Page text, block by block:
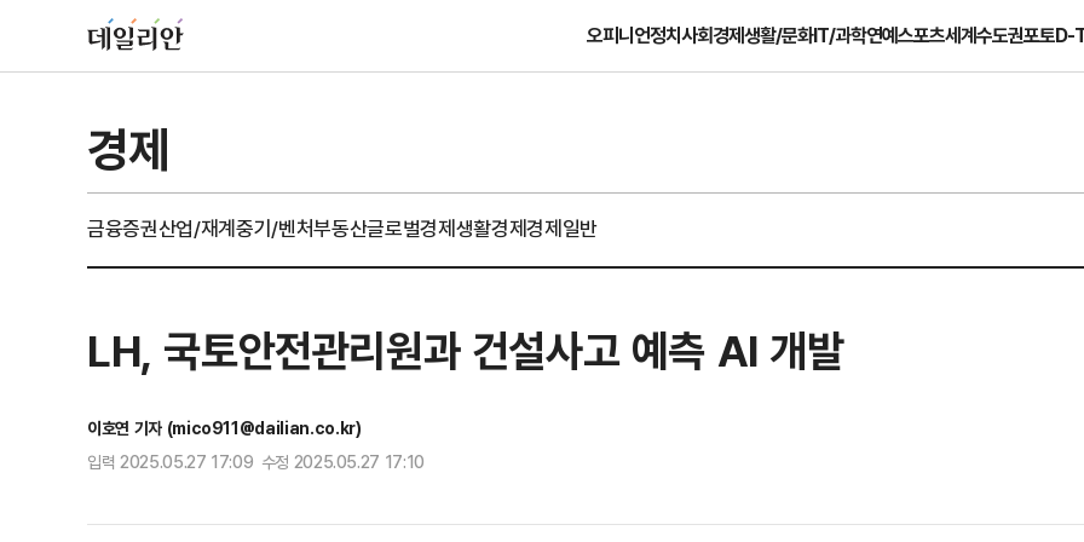
오피니언정치사회경제생활/문화IT/과학연예스포츠세계수도권포토D-
경제
금융증권산업/재계중기/벤처부동산글로벌경제생활경제경제일반
LH, 국토안전관리원과 건설사고 예측 AI 개발
이호연 기자 (mico911@dailian.co.kr)
입력 2025.05.27 17:09 수정 2025.05.27 17:10